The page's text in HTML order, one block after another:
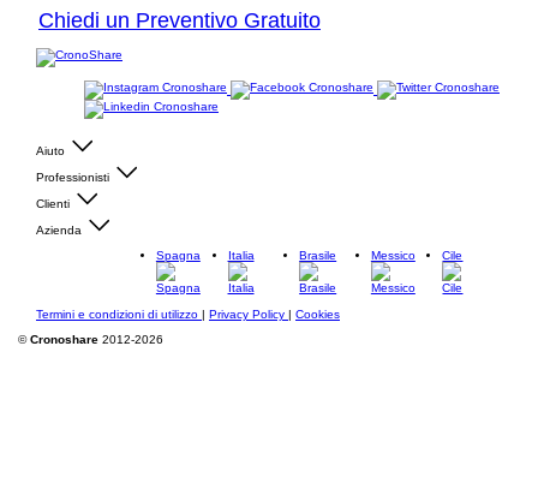
Chiedi un Preventivo Gratuito
Aiuto
Professionisti
Clienti
Azienda
Spagna
Italia Brasile Messico Cile
Termini e condizioni di utilizzo | Privacy Policy | Cookies
©Cronoshare 2012-2026